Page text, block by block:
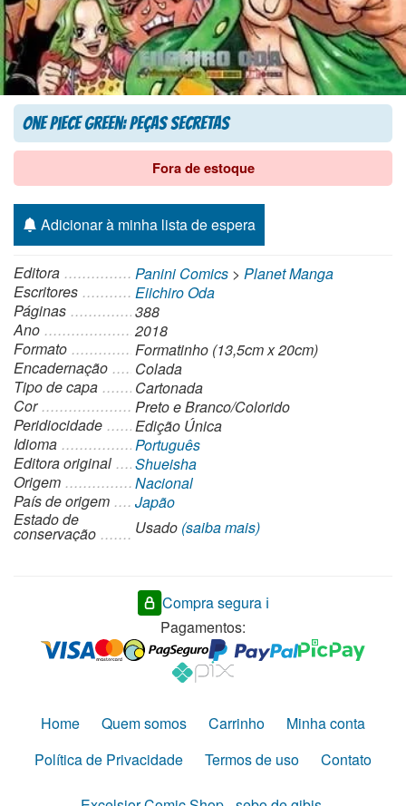
One Piece Green: Peças Secretas
Fora de estoque
Adicionar à minha lista de espera
Editora Panini Comics > Planet Manga
Escritores
Eiichiro Oda
Páginas
388
Ano
2018
Formato
Formatinho (13,5cm x 20cm)
Encadernação
Colada
Tipo de capa
Cartonada
Cor
Preto e Branco/Colorido
Peridiocidade
Edição Única
Idioma
Português
Editora original
Shueisha
Origem
Nacional
País de origem
Japão
Estado de
conservação Usado (saiba mais)
Compra segura ℹ️
Pagamentos:
Home Quem somos Carrinho
Minha conta
Política de Privacidade
Termos de uso Contato